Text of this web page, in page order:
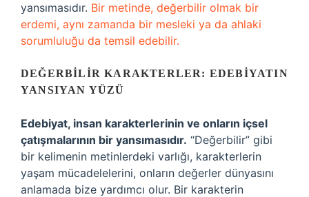
yansımasıdır. Bir metinde, değerbilir olmak bir
erdemi, aynı zamanda bir mesleki ya da ahlaki
sorumluluğu da temsil edebilir.
DEĞERBILIR KARAKTERLER: EDEBIYATIN
YANSIYAN YÜZÜ
Edebiyat, insan karakterlerinin ve onların içsel
çatışmalarının bir yansımasıdır. “Değerbilir” gibi
bir kelimenin metinlerdeki varlığı, karakterlerin
yaşam mücadelelerini, onların değerler dünyasını
anlamada bize yardımcı olur. Bir karakterin